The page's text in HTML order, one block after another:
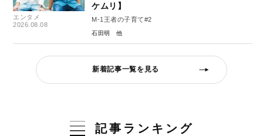
エンタメ
2026.08.08
ケムリ】
M-1王者の子育て#2
石田明
新着記事一覧を見る
記事ランキング